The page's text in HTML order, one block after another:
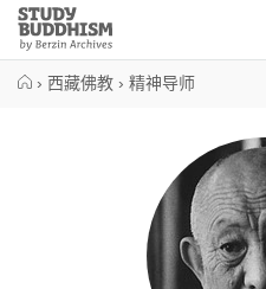
Close
Study
Buddhism
› 西藏佛教 › 精神导师